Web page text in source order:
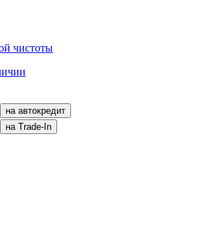
чистоты
на автокредит
на Trade-In